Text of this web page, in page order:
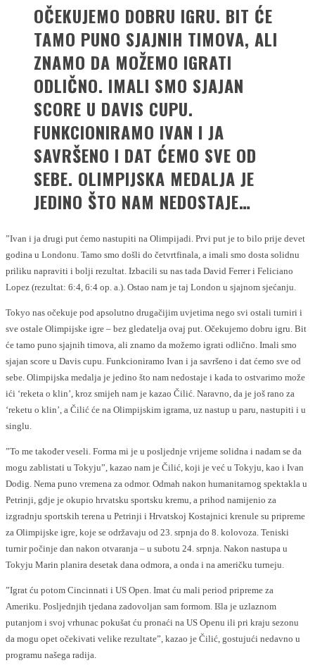
OČEKUJEMO DOBRU IGRU. BIT ĆE
TAMO PUNO SJAJNIH TIMOVA, ALI
ZNAMO DA MOŽEMO IGRATI
ODLIČNO. IMALI SMO SJAJAN
SCORE U DAVIS CUPU.
FUNKCIONIRAMO IVAN I JA
SAVRŠENO I DAT ĆEMO SVE OD
SEBE. OLIMPIJSKA MEDALJA JE
JEDINO ŠTO NAM NEDOSTAJE…
”Ivan i ja drugi put ćemo nastupiti na Olimpijadi. Prvi put je to bilo prije devet
godina u Londonu. Tamo smo došli do četvrtfinala, a imali smo dosta solidnu
priliku napraviti i bolji rezultat. Izbacili su nas tada David Ferrer i Feliciano
Lopez (rezultat: 6:4, 6:4 op. a.). Ostao nam je taj London u sjajnom sjećanju.
Tokyo nas očekuje pod apsolutno drugačijim uvjetima nego svi ostali turniri i
sve ostale Olimpijske igre – bez gledatelja ovaj put. Očekujemo dobru igru. Bit
će tamo puno sjajnih timova, ali znamo da možemo igrati odlično. Imali smo
sjajan score u Davis cupu. Funkcioniramo Ivan i ja savršeno i dat ćemo sve od
sebe. Olimpijska medalja je jedino što nam nedostaje i kada to ostvarimo može
ići ‘reketa o klin’, kroz smijeh nam je kazao Čilić. Naravno, da je još rano za
‘reketu o klin’, a Čilić će na Olimpijskim igrama, uz nastup u paru, nastupiti i u
singlu.
”To me također veseli. Forma mi je u posljednje vrijeme solidna i nadam se da
mogu zablistati u Tokyju”, kazao nam je Čilić, koji je već u Tokyju, kao i Ivan
Dodig. Nema puno vremena za odmor. Odmah nakon humanitarnog spektakla u
Petrinji, gdje je okupio hrvatsku sportsku kremu, a prihod namijenio za
izgradnju sportskih terena u Petrinji i Hrvatskoj Kostajnici krenule su pripreme
za Olimpijske igre, koje se održavaju od 23. srpnja do 8. kolovoza. Teniski
turnir počinje dan nakon otvaranja – u subotu 24. srpnja. Nakon nastupa u
Tokyju Marin planira desetak dana odmora, a onda i na američku turneju.
”Igrat ću potom Cincinnati i US Open. Imat ću mali period pripreme za
Ameriku. Posljednjih tjedana zadovoljan sam formom. Išla je uzlaznom
putanjom i svoj vrhunac pokušat ću pronaći na US Openu ili pri kraju sezonu
da mogu opet očekivati velike rezultate”, kazao je Čilić, gostujući nedavno u
programu našega radija.